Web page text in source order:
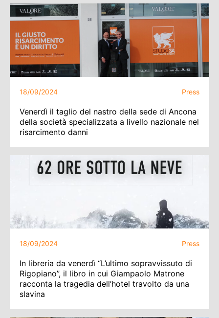
18/09/2024 Press
Venerdì il taglio del nastro della sede di Ancona
della società specializzata a livello nazionale nel
risarcimento danni
18/09/2024 Press
In libreria da venerdì “L’ultimo sopravvissuto di
Rigopiano”, il libro in cui Giampaolo Matrone
racconta la tragedia dell’hotel travolto da una
slavina